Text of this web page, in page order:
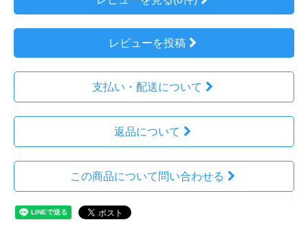
レビューを投稿
支払い・配送について
返品について
この商品について問い合わせる